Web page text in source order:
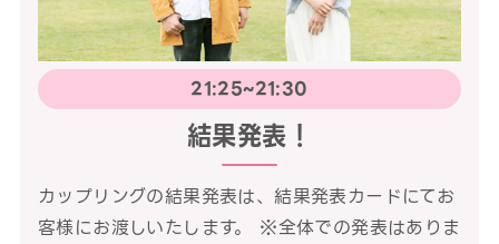
21:25~21:30
結果発表！
カップリングの結果発表は、結果発表カードにてお
客様にお渡しいたします。 ※全体での発表はありま